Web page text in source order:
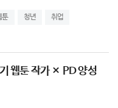
툰 청년 취업
웹툰 작가 × PD 양성